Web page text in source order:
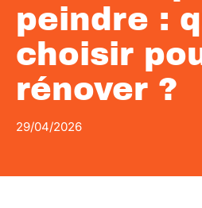
peindre :
choisir
rénover ?
29/04/2026